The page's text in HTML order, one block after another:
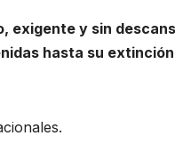
exigente y sin
hasta su